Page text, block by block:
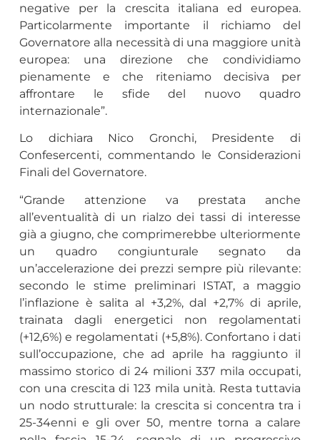
negative per la crescita italiana ed europea.
Particolarmente importante il richiamo del
Governatore alla necessità di una maggiore unità
europea: una direzione che condividiamo
pienamente e che riteniamo decisiva per
affrontare le sfide del nuovo quadro
internazionale”.
Lo dichiara Nico Gronchi, Presidente di
Confesercenti, commentando le Considerazioni
Finali del Governatore.
“Grande attenzione va prestata anche
all’eventualità di un rialzo dei tassi di interesse
già a giugno, che comprimerebbe ulteriormente
un quadro congiunturale segnato da
un’accelerazione dei prezzi sempre più rilevante:
secondo le stime preliminari ISTAT, a maggio
l’inflazione è salita al +3,2%, dal +2,7% di aprile,
trainata dagli energetici non regolamentati
(+12,6%) e regolamentati (+5,8%). Confortano i dati
sull’occupazione, che ad aprile ha raggiunto il
massimo storico di 24 milioni 337 mila occupati,
con una crescita di 123 mila unità. Resta tuttavia
un nodo strutturale: la crescita si concentra tra i
25-34enni e gli over 50, mentre torna a calare